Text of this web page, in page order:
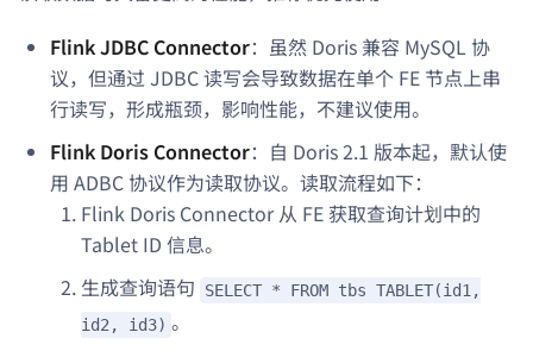
Flink JDBC Connector：虽然 Doris 兼容 MySQL 协
议，但通过 JDBC 读写会导致数据在单个 FE 节点上串
行读写，形成瓶颈，影响性能，不建议使用。
Flink Doris Connector：自 Doris 2.1 版本起，默认使
用 ADBC 协议作为读取协议。读取流程如下：
Flink Doris Connector 从 FE 获取查询计划中的
Tablet ID 信息。
生成查询语句
SELECT * FROM tbs TABLET(id1,
id2, id3) 。